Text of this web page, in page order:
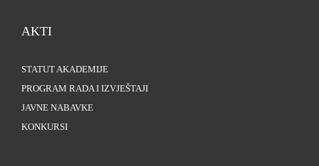
AKTI
STATUT AKADEMIJE
PROGRAM RADA I IZVJEŠTAJI
JAVNE NABAVKE
KONKURSI